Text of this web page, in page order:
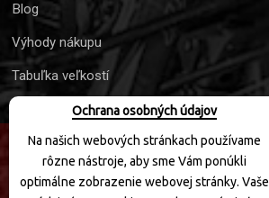
Ochrana osobných údajov
Na našich webových stránkach používame
rôzne nástroje, aby sme Vám ponúkli
optimálne zobrazenie webovej stránky. Vaše
Blog
Výhody nákupu
Tabuľka veľkostí
SLEDUJTE NÁS